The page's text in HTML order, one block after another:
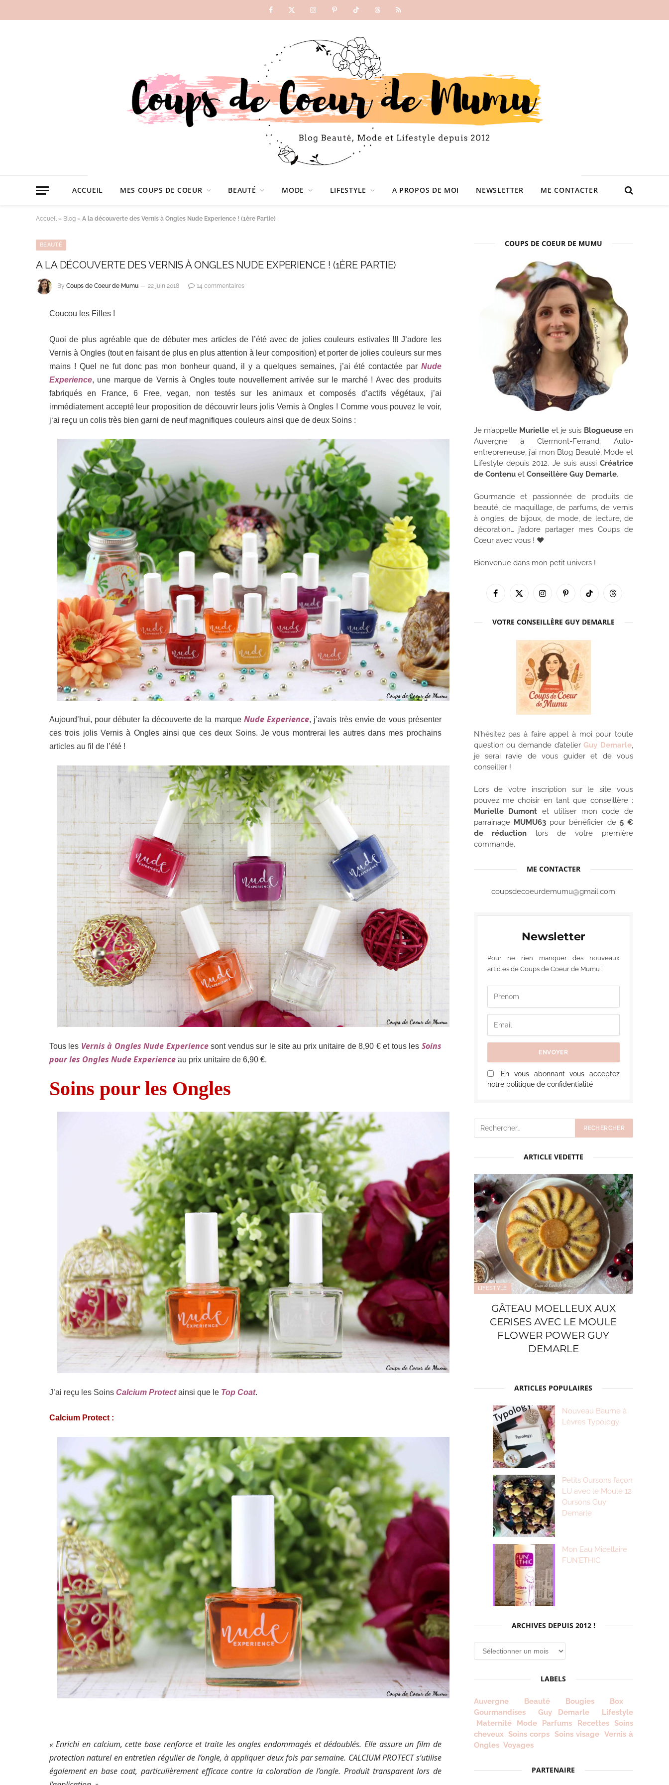
Facebook
X
InstagramPinterestTikTokThreadsRSS
ACCUEIL MES COUPS DE COEUR BEAUTÉ MODE LIFESTYLE A PROPOS DE MOI NEWSLETTER ME CONTACTER
Accueil » Blog » A la découverte des Vernis à Ongles Nude Experience ! (1ère Partie)
BEAUTÉ
A LA DÉCOUVERTE DES VERNIS À ONGLES NUDE EXPERIENCE ! (1ÈRE PARTIE)
By Coups de Coeur de Mumu 22 juin 2018 14 commentaires
Coucou les Filles !
Quoi de plus agréable que de débuter mes articles de l’été avec de jolies couleurs estivales !!! J’adore les
Vernis à Ongles (tout en faisant de plus en plus attention à leur composition) et porter de jolies couleurs sur mes
mains ! Quel ne fut donc pas mon bonheur quand, il y a quelques semaines, j’ai été contactée par Nude
Experience, une marque de Vernis à Ongles toute nouvellement arrivée sur le marché ! Avec des produits
fabriqués en France, 6 Free, vegan, non testés sur les animaux et composés d’actifs végétaux, j’ai
immédiatement accepté leur proposition de découvrir leurs jolis Vernis à Ongles ! Comme vous pouvez le voir,
j‘ai reçu un colis très bien garni de neuf magnifiques couleurs ainsi que de deux Soins :
Aujourd’hui, pour débuter la découverte de la marque Nude Experience, j’avais très envie de vous présenter
ces trois jolis Vernis à Ongles ainsi que ces deux Soins. Je vous montrerai les autres dans mes prochains
articles au fil de l’été !
Tous les Vernis à Ongles Nude Experiencesont vendus sur le site au prix unitaire de 8,90 € et tous les Soins
pour les Ongles Nude Experienceau prix unitaire de 6,90 €.
Soins pour les Ongles
J’ai reçu les Soins Calcium Protectainsi que le Top Coat.
Calcium Protect :
« Enrichi en calcium, cette base renforce et traite les ongles endommagés et dédoublés. Elle assure un film de
protection naturel en entretien régulier de l’ongle, à appliquer deux fois par semaine. CALCIUM PROTECT s’utilise
également en base coat, particulièrement efficace contre la coloration de l’ongle.Produit transparent lors de
COUPS DE COEUR DE MUMU
Je m’appelle Murielle et je suis Blogueuseen
Auvergne à Clermont-Ferrand. Auto-
entrepreneuse, j’ai mon Blog Beauté, Mode et
Lifestyle depuis 2012. Je suis aussi Créatrice
de Contenuet Conseillère Guy Demarle.
Gourmande et passionnée de produits de
beauté, de maquillage, de parfums, de vernis
à ongles, de bijoux, de mode, de lecture, de
décoration… j’adore partager mes Coups de
Cœur avec vous ! ♥
Bienvenue dans mon petit univers !
Facebook
X
InstagramPinterestTikTok Threads
VOTRE CONSEILLÈRE GUY DEMARLE
N’hésitez pas à faire appel à moi pour toute
question ou demande d’atelierGuy Demarle,
je serai ravie de vous guider et de vous
conseiller !
Lors de votre inscription sur le site vous
pouvez me choisir en tant que conseillère :
Murielle Dumont et utiliser mon code de
parrainage MUMU63pour bénéficier de 5 €
de réduction lors de votre première
commande.
ME CONTACTER
coupsdecoeurdemumu@gmail.com
Newsletter
Pour ne rien manquer des nouveaux
articles de Coups de Coeur de Mumu :
En vous abonnant vous acceptez
notre politique de confidentialité
ARTICLE VEDETTE
LIFESTYLE
GÂTEAU MOELLEUX AUX
CERISES AVEC LE MOULE
FLOWER POWER GUY
DEMARLE
ARTICLES POPULAIRES
Nouveau Baume à
Lèvres Typology
Petits Oursons façon
LU avec le Moule 12
Oursons Guy
Demarle
Mon Eau Micellaire
FUN’ETHIC
ARCHIVES DEPUIS 2012 !
Archives
depuis
!
LABELS
Auvergne Beauté Bougies
Box
Gourmandises
Guy Demarle
Lifestyle
Maternité
Mode Parfums Recettes Soins
cheveux Soins corps Soins visage Vernis à
Ongles Voyages
PARTENAIRE